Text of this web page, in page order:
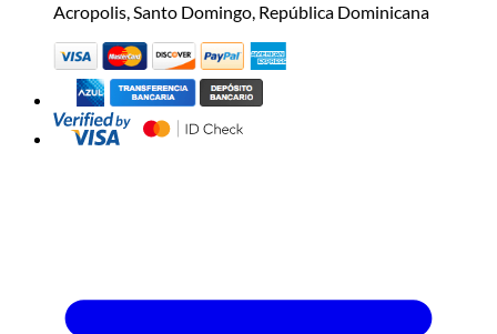
Acropolis, Santo Domingo, República Dominicana